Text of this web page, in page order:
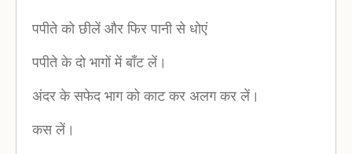
पपीते को छीलें और फिर पानी से धोएं
पपीते के दो भागों में बाँट लें।
अंदर के सफेद भाग को काट कर अलग कर लें।
कस लें।